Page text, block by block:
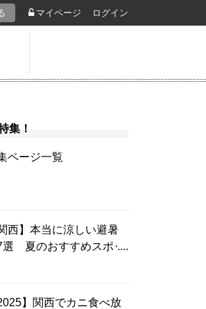
マイページ ログイン
集！
ページ一覧
関西】本当に涼しい避暑
選 夏のおすすめスポッ
2025】関西でカニ食べ放